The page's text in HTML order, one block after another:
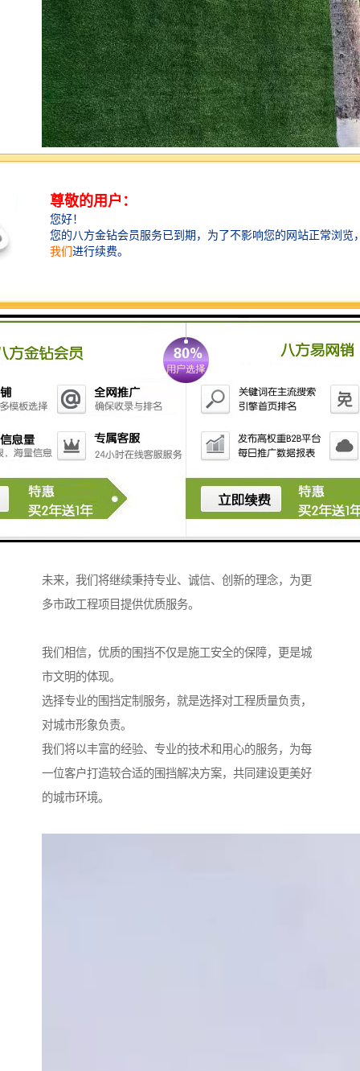
同时，我们积极推广可重复使用的围挡系统，减少资源
浪费，支持绿色建筑理念，为可持续发展贡献力量。
随着城市建设的不断发展，市政围挡的需求也在不断变
化。
未来，我们将继续秉持专业、诚信、创新的理念，为更
多市政工程项目提供优质服务。
我们相信，优质的围挡不仅是施工安全的保障，更是城
市文明的体现。
选择专业的围挡定制服务，就是选择对工程质量负责，
对城市形象负责。
我们将以丰富的经验、专业的技术和用心的服务，为每
一位客户打造较合适的围挡解决方案，共同建设更美好
的城市环境。